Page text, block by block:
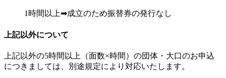
1時間以上➡成立のため振替券の発行なし
上記以外について
上記以外の5時間以上（面数×時間）の団体・大口のお申込
につきましては、別途規定により対応いたします。